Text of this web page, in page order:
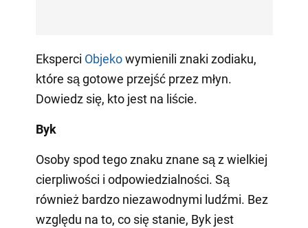
Eksperci Objekowymienili znaki zodiaku,
które są gotowe przejść przez młyn.
Dowiedz się, kto jest na liście.
Byk
Osoby spod tego znaku znane są z wielkiej
cierpliwości i odpowiedzialności. Są
również bardzo niezawodnymi ludźmi. Bez
względu na to, co się stanie, Byk jest